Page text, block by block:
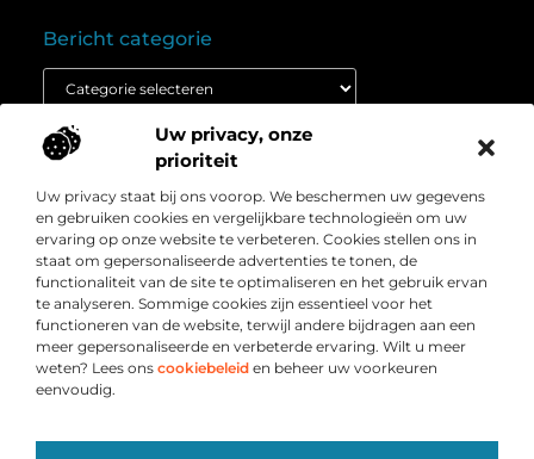
Uw privacy, onze
prioriteit
Uw privacy staat bij ons voorop. We beschermen uw gegevens
en gebruiken cookies en vergelijkbare technologieën om uw
ervaring op onze website te verbeteren. Cookies stellen ons in
staat om gepersonaliseerde advertenties te tonen, de
functionaliteit van de site te optimaliseren en het gebruik ervan
te analyseren. Sommige cookies zijn essentieel voor het
functioneren van de website, terwijl andere bijdragen aan een
meer gepersonaliseerde en verbeterde ervaring. Wilt u meer
weten? Lees ons cookiebeleid en beheer uw voorkeuren
eenvoudig.
Over
Bedrijf
” Het platform voor slimme inzichten en
conversieboosts “
Duik in waardevolle content, praktische strategieën en
inspirerende cases die jouw webshop naar een hoger
niveau tillen. Welkom bij Webshop-conversie.nl – jouw
bron voor resultaatgerichte kennis en online groei.
Onze informatie
Bericht categorie